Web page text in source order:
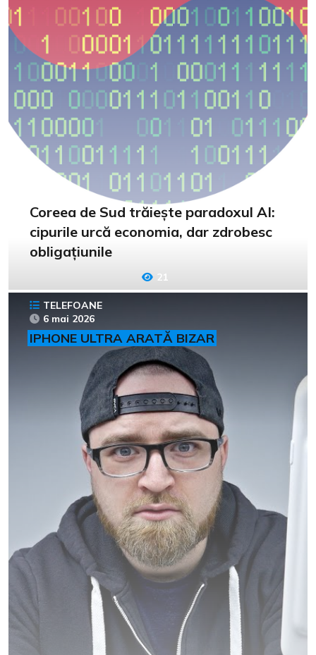
Coreea de Sud trăiește paradoxul AI:
cipurile urcă economia, dar zdrobesc
obligațiunile
21
TELEFOANE
6 mai 2026
IPHONE ULTRA ARATĂ BIZAR